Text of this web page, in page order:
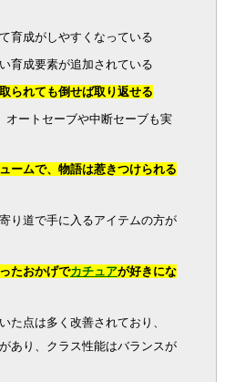
育成がしやすくなっている
育成要素が追加されている
られても倒せば取り返せる
オートセーブや中断セーブも実
ームで、物語は惹きつけられる
り道で手に入るアイテムの方が
たおかげでカチュアが好きにな
た点は多く改善されており、
あり、クラス性能はバランスが